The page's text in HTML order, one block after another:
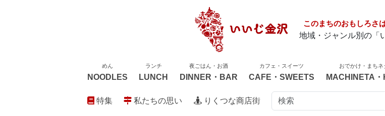
このまちのおもしろさ
地域・ジャンル別の「
めん
NOODLES
ランチ
LUNCH
夜ごはん・お酒
DINNER・BAR
カフェ・スイーツ
CAFE・SWEETS
おでかけ・まちネ
MACHINETA・
特集 私たちの思い りくつな商店街